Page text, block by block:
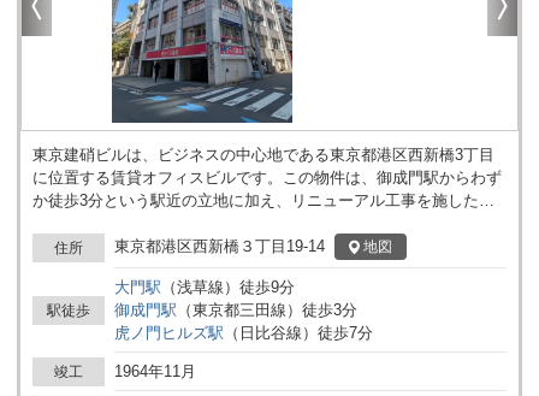
東京建硝ビルは、ビジネスの中心地である東京都港区西新橋3丁目
に位置する賃貸オフィスビルです。この物件は、御成門駅からわず
か徒歩3分という駅近の立地に加え、リニューアル工事を施した二
を保つことに成功しています。本ビルは、ビジネスの動きが活発な
港区に属しており、企業が求める様々なニーズに応え得る質の高い
オフィススペースを提供しています。 ビルの立地についてさらに詳
しく述べると、御成門駅のほかにも、新橋駅や虎ノ門駅が徒歩圏内
にあり、複数の交通網を利用できる点が大きな利点です。これによ
り、従業員やビジネスパートナーが、都内はもちろんのこと、首都
圏外からも容易にアクセスできる利便性の高さを誇ります。また、
住所 東京都港区西新橋３丁目19-14 地図
駅徒歩
大門駅 （浅草線 ） 徒歩9分
御成門駅 （東京都三田線 ） 徒歩3分
虎ノ門ヒルズ駅 （ 日比谷線 ） 徒歩7分
竣工 1964年11月